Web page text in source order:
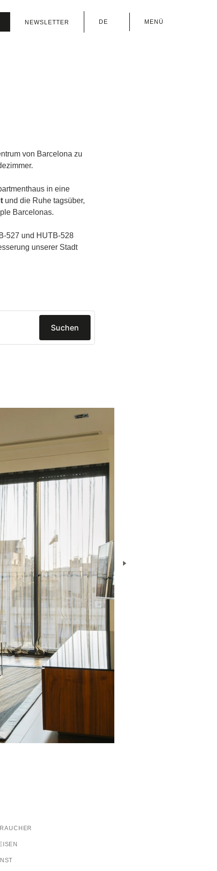
NEWSLETTER DE MENÜ
von Barcelona zu
in eine
und die Ruhe tagsüber,
Barcelonas.
527 und HUTB-528
unserer Stadt
Suchen